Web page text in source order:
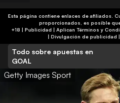
Esta página contiene enlaces de afiliados.
proporcionados, es posible
+18 | Publicidad | Aplican
| Divulgación de publicidad |
Todo sobre apuestas en
GOAL
Getty Images Sport